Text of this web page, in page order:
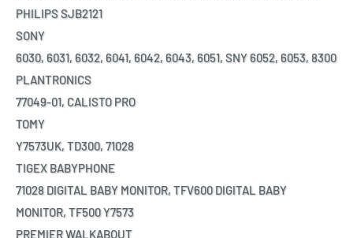
PHILIPS SJB2121
SONY
6030, 6031, 6032, 6041, 6042, 6043, 6051, SNY 6052, 6053, 8300
PLANTRONICS
77049-01, CALISTO PRO
TOMY
Y7573UK, TD300, 71028
TIGEX BABYPHONE
71028 DIGITAL BABY MONITOR, TFV600 DIGITAL BABY
MONITOR, TF500 Y7573
PREMIER WALKABOUT